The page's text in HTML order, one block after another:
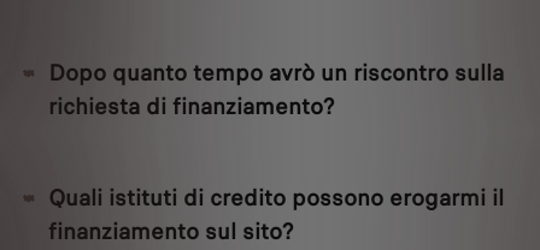
Dopo quanto tempo avrò un riscontro sulla
richiesta di finanziamento?
Quali istituti di credito possono erogarmi il
finanziamento sul sito?